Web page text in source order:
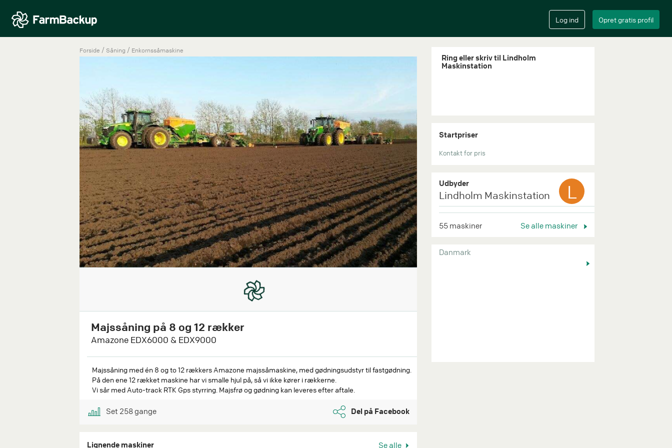
Forside / Såning / Enkornssåmaskine
Majssåning på 8 og 12 rækker
Amazone EDX6000 & EDX9000
Majssåning med én 8 og to 12 rækkers Amazone majssåmaskine, med gødningsudstyr til fastgødning.
På den ene 12 rækket maskine har vi smalle hjul på, så vi ikke kører i rækkerne.
Vi sår med Auto-track RTK Gps styrring. Majsfrø og gødning kan leveres efter aftale.
Set 258gange Del på Facebook
Lignende maskiner Se alle
Ring eller skriv til Lindholm
Maskinstation
Startpriser
Kontakt for pris
Udbyder
Lindholm Maskinstation L
55 maskiner Se alle maskiner
Danmark